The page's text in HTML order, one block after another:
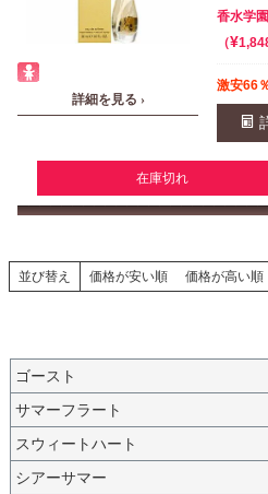
詳細を見る ›
香水学
¥
激安66
在庫切れ
並び替え 価格が安い順 価格が高い順
ゴースト
サマーフラート
スウィートハート
シアーサマー